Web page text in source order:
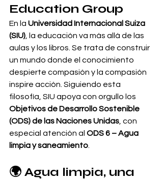
Education Group
En la Universidad Internacional Suiza
(SIU) , la educación va más allá de las
aulas y los libros. Se trata de construir
un mundo donde el conocimiento
despierte compasión y la compasión
inspire acción. Siguiendo esta
filosofía, SIU apoya con orgullo los
Objetivos de Desarrollo Sostenible
(ODS) de las Naciones Unidas , con
especial atención al ODS 6 – Agua
limpia y saneamiento
🌍 Agua limpia, una